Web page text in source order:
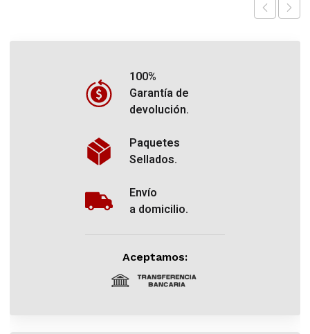
100%
Garantía de
devolución.
Paquetes
Sellados.
Envío
a domicilio.
Aceptamos: